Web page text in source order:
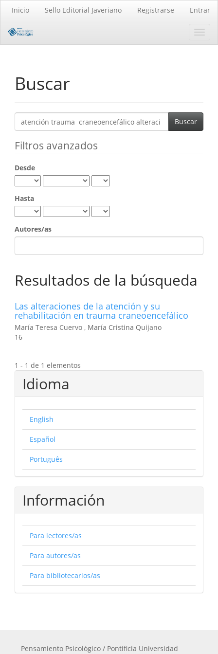
principal
principal
Barra
Inicio Sello Editorial Javeriano Registrarse Entrar
Buscar
Buscar
artículos
Filtros avanzados
Desde
Hasta
Autores/as
Resultados de la búsqueda
Las alteraciones de la atención y su
rehabilitación en trauma craneoencefálico
María Teresa Cuervo , María Cristina Quijano
16
1 - 1 de 1 elementos
Idioma
English
Español
Português
Información
Para lectores/as
Para autores/as
Para bibliotecarios/as
Pensamiento Psicológico / Pontificia Universidad